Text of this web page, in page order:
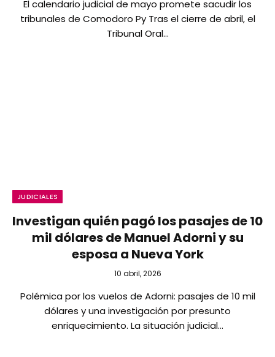
El calendario judicial de mayo promete sacudir los
tribunales de Comodoro Py Tras el cierre de abril, el
Tribunal Oral…
JUDICIALES
Investigan quién pagó los pasajes de 10
mil dólares de Manuel Adorni y su
esposa a Nueva York
10 abril, 2026
Polémica por los vuelos de Adorni: pasajes de 10 mil
dólares y una investigación por presunto
enriquecimiento. La situación judicial…